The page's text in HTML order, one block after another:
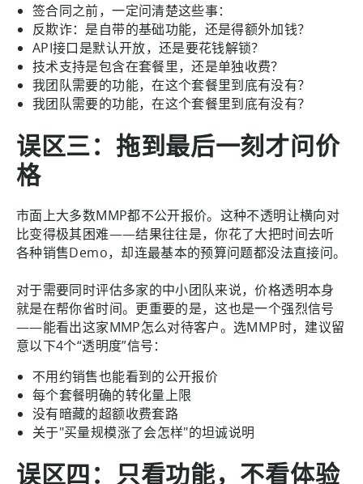
签合同之前，一定问清楚这些事：
反欺诈：是自带的基础功能，还是得额外加钱？
API接口是默认开放，还是要花钱解锁？
技术支持是包含在套餐里，还是单独收费？
我团队需要的功能，在这个套餐里到底有没有？
我团队需要的功能，在这个套餐里到底有没有？
误区三：拖到最后一刻才问价
格
市面上大多数MMP都不公开报价。这种不透明让横向对
比变得极其困难——结果往往是，你花了大把时间去听
各种销售Demo，却连最基本的预算问题都没法直接问。
对于需要同时评估多家的中小团队来说，价格透明本身
就是在帮你省时间。更重要的是，这也是一个强烈信号
——能看出这家MMP怎么对待客户。选MMP时，建议留
意以下4个“透明度”信号：
不用约销售也能看到的公开报价
每个套餐明确的转化量上限
没有暗藏的超额收费套路
关于"买量规模涨了会怎样"的坦诚说明
误区四：只看功能，不看体验